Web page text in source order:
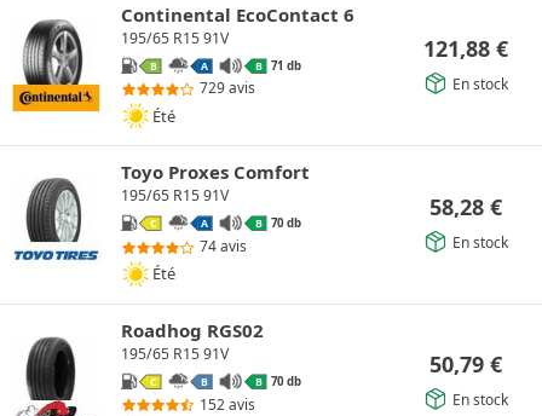
Continental EcoContact 6
195/65 R15 91V
B A B 71 db
729 avis
Été
121,88 €
En stock
Toyo Proxes Comfort
195/65 R15 91V
C A B 70 db
74 avis
Été
58,28 €
En stock
Roadhog RGS02
195/65 R15 91V
C B B 70 db
152 avis
50,79 €
En stock